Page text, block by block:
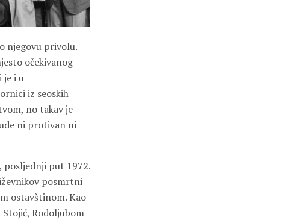
njegovu privolu.
očekivanog
je i u
iz seoskih
no takav je
ni protivan ni
posljednji put 1972.
posmrtni
ostavštinom. Kao
Rodoljubom